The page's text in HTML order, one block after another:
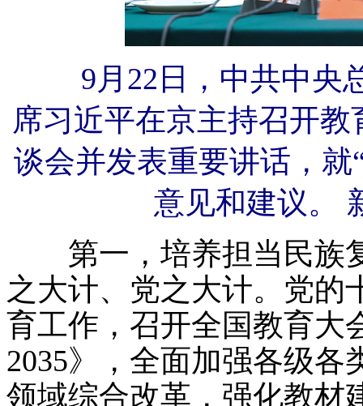
9月22日，中共中央
席习近平在京主持召开
谈会并发表重要讲话，
意见和建议。
第一，培养担当民族
之大计、党之大计。党的
育工作，召开全国教育大
2035》，全面加强各级
领域综合改革，强化教材